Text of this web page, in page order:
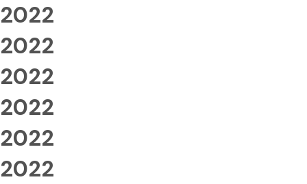
2022
2022
2022
2022
2022
2022